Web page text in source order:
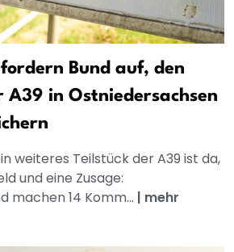
fordern Bund auf, den
A39 in Ostniedersachsen
weiteres Teilstück der A39 ist da,
und eine Zusage:
machen 14 Komm... | mehr